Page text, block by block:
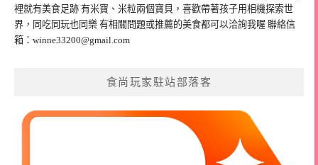
裡就有美食足跡 有米寶、米粒兩個寶貝，喜歡帶著孩子用相機探索世
界，同吃同玩也同樂 有相關問題或推薦的美食都可以洽詢我喔 聯絡信
箱： winne33200@gmail.com
食尚玩家駐站部落客